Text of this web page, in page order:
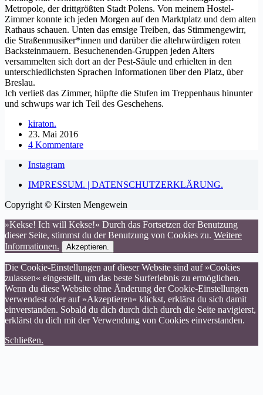
Metropole, der drittgrößten Stadt Polens. Von meinem Hostel-
Zimmer konnte ich jeden Morgen auf den Marktplatz und dem alten
Rathaus schauen. Unten das emsige Treiben, das Stimmengewirr,
die Straßenmusiker*innen und darüber die altehrwürdigen roten
Backsteinmauern. Besuchenenden-Gruppen jeden Alters
versammelten sich dort an der Pest-Säule und erhielten in den
unterschiedlichsten Sprachen Informationen über den Platz, über
Breslau.
Ich verließ das Zimmer, hüpfte die Stufen im Treppenhaus hinunter
und schwups war ich Teil des Geschehens.
kiraton.
23. Mai 2016
4 Kommentare
Instagram
IMPRESSUM. | DATENSCHUTZERKLÄRUNG.
Copyright © Kirsten Mengewein
»Kekse! Ich will Kekse!« Durch das Fortsetzen der Benutzung
dieser Seite, stimmst du der Benutzung von Cookies zu. Weitere
Informationen.
Akzeptieren.
Die Cookie-Einstellungen auf dieser Website sind auf »Cookies
zulassen« eingestellt, um das beste Surferlebnis zu ermöglichen.
Wenn du diese Website ohne Änderung der Cookie-Einstellungen
verwendest oder auf »Akzeptieren« klickst, erklärst du sich damit
einverstanden. Sobald du dich durch dich durch die Seite navigierst,
erklärst du dich mit der Verwendung von Cookies einverstanden.
Schließen.